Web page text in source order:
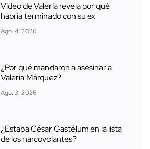
Video de Valeria revela por qué
habría terminado con su ex
Ago. 4, 2026
¿Por qué mandaron a asesinar a
Valeria Márquez?
Ago. 3, 2026
¿Estaba César Gastélum en la lista
de los narcovolantes?